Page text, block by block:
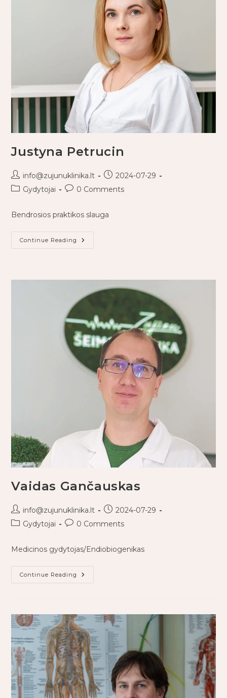
Justyna Petrucin
info@zujunuklinika.lt
2024-07-29
Gydytojai
0 Comments
Bendrosios praktikos slauga
Continue Reading
Vaidas Gančauskas
info@zujunuklinika.lt
2024-07-29
Gydytojai
0 Comments
Medicinos gydytojas/Endiobiogenikas
Continue Reading